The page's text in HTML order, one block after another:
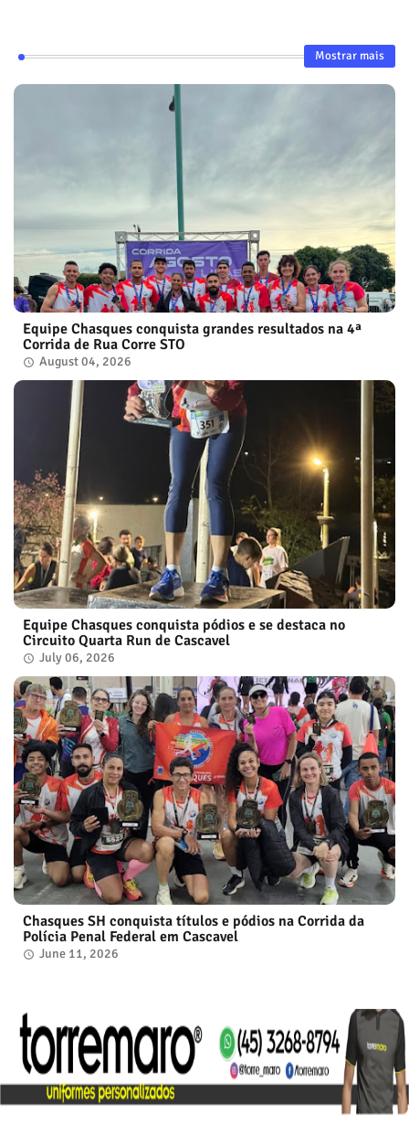
Mostrar mais
Equipe Chasques conquista grandes resultados na 4ª
Corrida de Rua Corre STO
August 04, 2026
Equipe Chasques conquista pódios e se destaca no
Circuito Quarta Run de Cascavel
July 06, 2026
Chasques SH conquista títulos e pódios na Corrida da
Polícia Penal Federal em Cascavel
June 11, 2026